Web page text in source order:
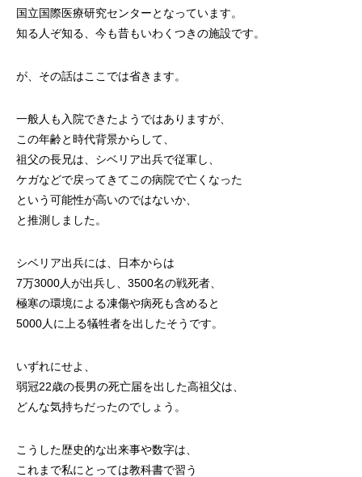
国立国際医療研究センターとなっています。
知る人ぞ知る、今も昔もいわくつきの施設です。
が、その話はここでは省きます。
一般人も入院できたようではありますが、
この年齢と時代背景からして、
祖父の長兄は、シベリア出兵で従軍し、
ケガなどで戻ってきてこの病院で亡くなった
という可能性が高いのではないか、
と推測しました。
シベリア出兵には、日本からは
7万3000人が出兵し、3500名の戦死者、
極寒の環境による凍傷や病死も含めると
5000人に上る犠牲者を出したそうです。
いずれにせよ、
弱冠22歳の長男の死亡届を出した高祖父は、
どんな気持ちだったのでしょう。
こうした歴史的な出来事や数字は、
これまで私にとっては教科書で習う